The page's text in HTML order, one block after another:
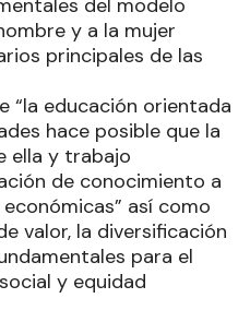
del modelo
y a la mujer
principales de las
“la educación orientada
hace posible que la
ella y trabajo
de conocimiento a
así como
valor, la diversificación
para el
y equidad